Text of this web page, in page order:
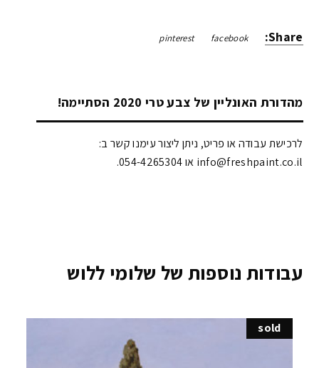
Share:
facebook
pinterest
מהדורת האונליין של צבע טרי 2020 הסתיימה!
לרכישת עבודה או פריט, ניתן ליצור עימנו קשר ב:
info@freshpaint.co.il‏ או 054-4265304.
עבודות נוספות של שלומי ללוש
sold